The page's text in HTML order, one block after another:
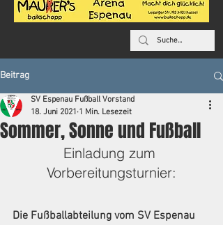
Beitrag
Sommer, Sonne und Fußball
SV Espenau Fußball Vorstand
18. Juni 2021 1 Min. Lesezeit
Einladung zum
Vorbereitungsturnier:
Die Fußballabteilung vom SV Espenau